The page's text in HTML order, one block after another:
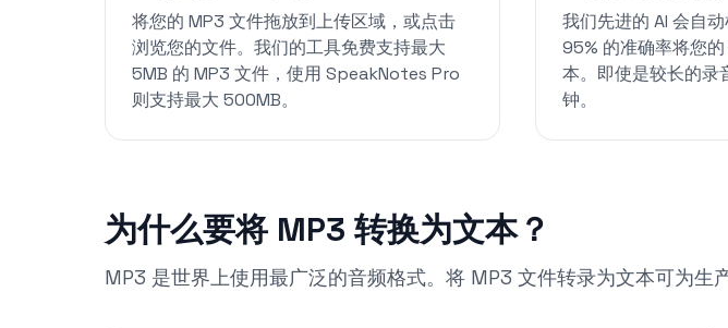
将您的 MP3 文件拖放到上传区域，或点击
浏览您的文件。我们的工具免费支持最大
5MB 的 MP3 文件，使用 SpeakNotes Pro
则支持最大 500MB。
我们先进的 AI 会自
95% 的准确率将您
本。即使是较长的录
钟。
为什么要将 MP3 转换为文本？
MP3 是世界上使用最广泛的音频格式。将 MP3 文件转录为文本可为生